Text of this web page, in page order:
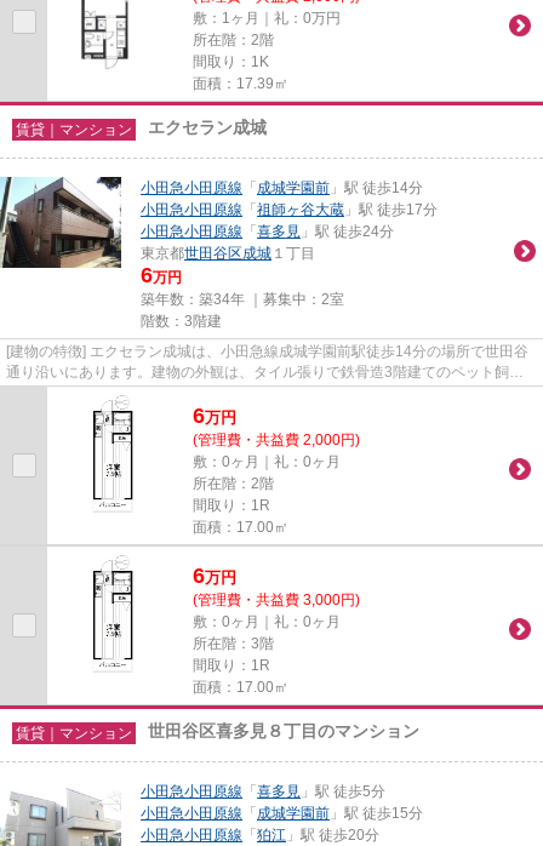
敷：1ヶ月｜礼：0万円
所在階：2階
間取り：1K
面積：17.39㎡
賃貸｜マンション エクセラン成城
小田急小田原線 「成城学園前 」駅 徒歩14分
小田急小田原線 「祖師ヶ谷大蔵 」駅 徒歩17分
小田急小田原線 「喜多見 」駅 徒歩24分
東京都世田谷区成城 １丁目
6万円
築年数：築34年 ｜募集中： 2室
階数：3階建
[建物の特徴] エクセラン成城は、小田急線成城学園前駅徒歩14分の場所で世田谷
通り沿いにあります。建物の外観は、タイル張りで鉄骨造3階建てのペット飼育
可能なマンションです。 間取...
6万円
(管理費・共益費 2,000円)
敷：0ヶ月｜礼：0ヶ月
所在階：2階
間取り：1R
面積：17.00㎡
6万円
(管理費・共益費 3,000円)
敷：0ヶ月｜礼：0ヶ月
所在階：3階
間取り：1R
面積：17.00㎡
賃貸｜マンション 世田谷区喜多見８丁目のマンション
小田急小田原線 「喜多見 」駅 徒歩5分
小田急小田原線 「成城学園前 」駅 徒歩15分
小田急小田原線 「狛江 」駅 徒歩20分